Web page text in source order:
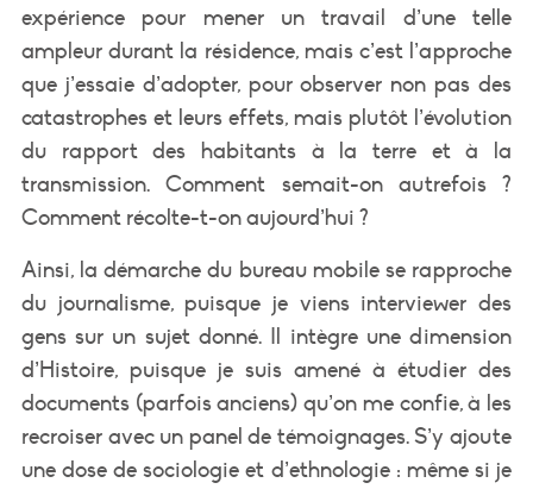
expérience pour mener un travail d’une telle
ampleur durant la résidence, mais c’est l’approche
que j’essaie d’adopter, pour observer non pas des
catastrophes et leurs effets, mais plutôt l’évolution
du rapport des habitants à la terre et à la
transmission. Comment semait-on autrefois ?
Comment récolte-t-on aujourd’hui ?
Ainsi, la démarche du bureau mobile se rapproche
du journalisme, puisque je viens interviewer des
gens sur un sujet donné. Il intègre une dimension
d’Histoire, puisque je suis amené à étudier des
documents (parfois anciens) qu’on me confie, à les
recroiser avec un panel de témoignages. S’y ajoute
une dose de sociologie et d’ethnologie : même si je